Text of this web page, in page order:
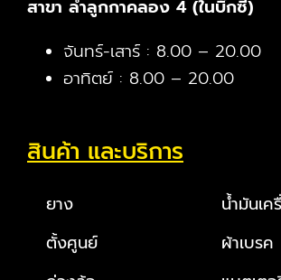
สาขา ลำลูกกาคลอง 4 (ในบิ๊กซี)
จันทร์-เสาร์ : 8.00 – 20.00
อาทิตย์ : 8.00 – 20.00
สินค้า และบริการ
ยาง
ตั้งศูนย์
น้ำมันเค
ผ้าเบรค